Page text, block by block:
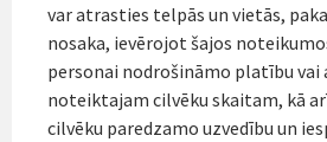
var atrasties telpās un vietās,
nosaka, ievērojot šajos
personai nodrošināmo platību
noteiktajam cilvēku skaitam, kā
cilvēku paredzamo uzvedību un